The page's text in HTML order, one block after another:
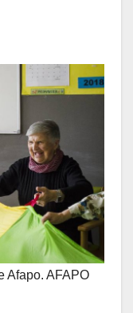
Afapo. AFAPO